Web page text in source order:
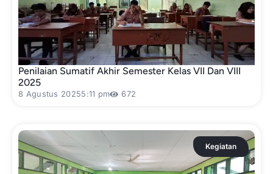
Penilaian Sumatif Akhir Semester Kelas VII Dan VIII
2025
8 Agustus 20255:11 pm 672
Kegiatan